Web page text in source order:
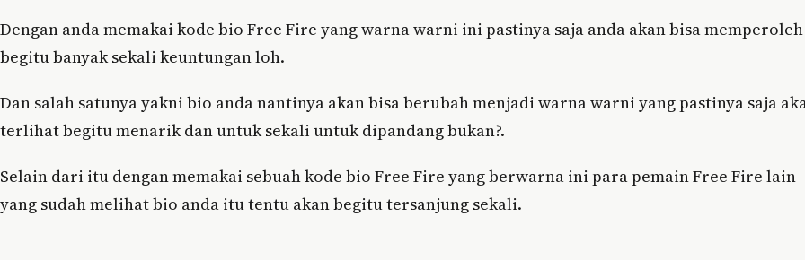
Dengan anda memakai kode bio Free Fire yang warna warni ini pastinya saja anda akan bisa memperoleh
begitu banyak sekali keuntungan loh.
Dan salah satunya yakni bio anda nantinya akan bisa berubah menjadi warna warni yang pastinya saja
terlihat begitu menarik dan untuk sekali untuk dipandang bukan?.
Selain dari itu dengan memakai sebuah kode bio Free Fire yang berwarna ini para pemain Free Fire lain
yang sudah melihat bio anda itu tentu akan begitu tersanjung sekali.